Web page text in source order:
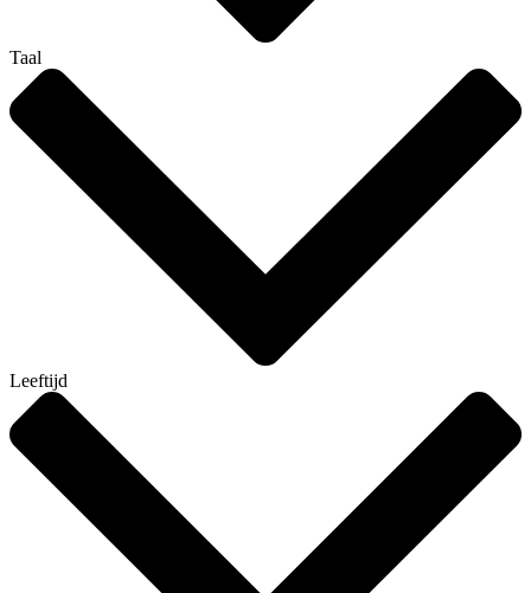
Taal
Leeftijd